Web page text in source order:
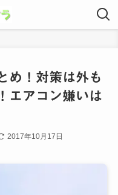
め！対策は外も
エアコン嫌いは
2017年10月17日